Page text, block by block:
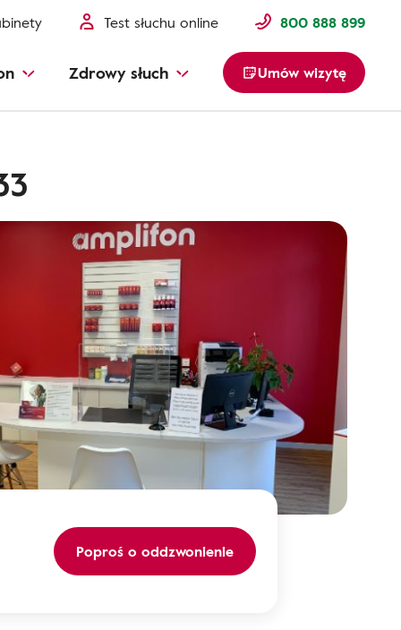
Test słuchu online 800 888 899
Zdrowy słuch Umów wizytę
Poproś o oddzwonienie